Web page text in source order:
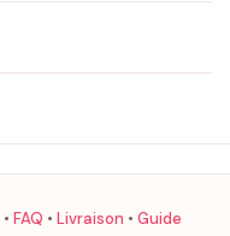
• FAQ • Livraison • Guide